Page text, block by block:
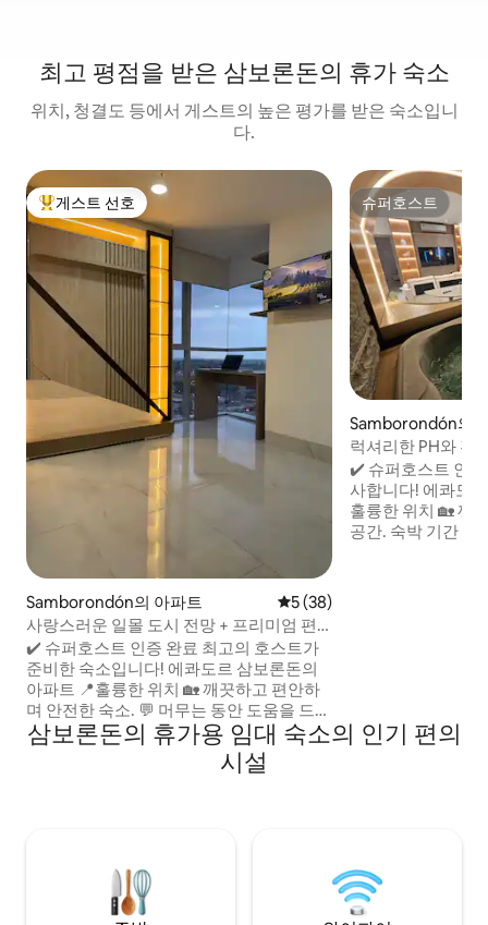
최고 평점을 받은 삼보론돈의 휴가 숙소
위치, 청결도 등에서 게스트의 높은 평가를 받은 숙소입니
다.
상위 게스트 선호
게스트 선호
Samborondón의 아파트 평점 5점(5점 만점), 후기 38
5 (38)
사랑스러운 일몰 도시 전망 + 프리미엄 편
의시설 + 스쿼시
✔️ 슈퍼호스트 인증 완료 최고의 호스트가
준비한 숙소입니다! 에콰도르 삼보론돈의
아파트 📍훌륭한 위치 🏡 깨끗하고 편안하
며 안전한 숙소. 💬 머무는 동안 도움을 드릴
수 있습니다. 🔑 오늘 예약하고 삼보론돈에
서 집처럼 편안하게 지내세요! 모든 유형의
슈퍼호스트
슈퍼호스트
Samborondón의
럭셔리한 PH와 전
✔️ 슈퍼호스트 인
사합니다! 에콰도르 삼보론돈의 아파트 📍
훌륭한 위치 🏡 깨끗하고, 편안하고, 안전한
공간. 숙박 기간 내내 도움을 💬 드릴 수 있
삼보론돈의 휴가용 임대 숙소의 인기 편의
시설